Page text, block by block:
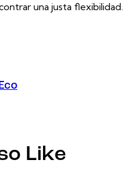
una justa flexibilidad.
Like